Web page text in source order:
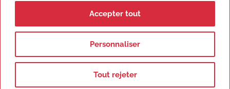
Personnaliser
Tout rejeter
Accepter tout